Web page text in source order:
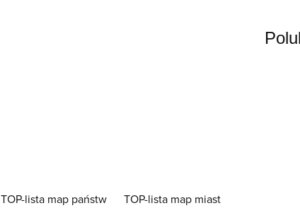
TOP-lista map państw TOP-lista map miast